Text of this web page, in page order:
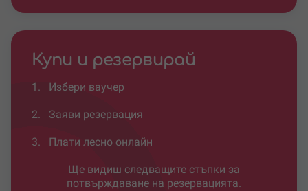
Купи и резервирай
1. Избери ваучер
2. Заяви резервация
3. Плати лесно онлайн
Ще видиш следващите стъпки за
потвърждаване на резервацията.